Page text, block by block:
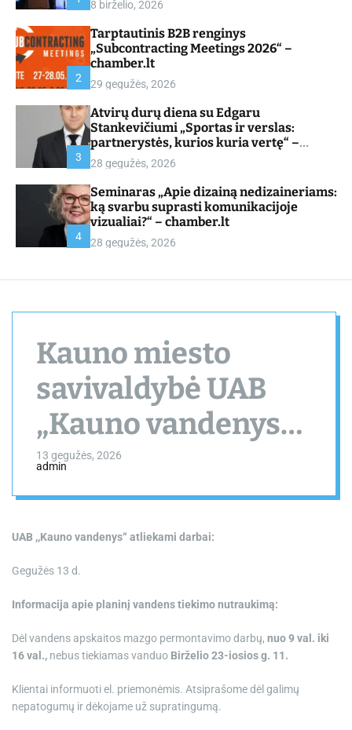
8 birželio, 2026
2
Tarptautinis B2B renginys
„Subcontracting Meetings 2026“ –
chamber.lt
29 gegužės, 2026
3
Atvirų durų diena su Edgaru
Stankevičiumi „Sportas ir verslas:
partnerystės, kurios kuria vertę“ –
chamber.lt
28 gegužės, 2026
4
Seminaras „Apie dizainą nedizaineriams:
ką svarbu suprasti komunikacijoje
vizualiai?“ – chamber.lt
28 gegužės, 2026
Kauno miesto
savivaldybė UAB
„Kauno vandenys“
atliekami darbai
13 gegužės, 2026
admin
UAB ,,Kauno vandenys“ atliekami darbai:
Gegužės 13 d.
Informacija apie planinį vandens tiekimo nutraukimą:
Dėl vandens apskaitos mazgo permontavimo darbų, nuo 9 val. iki
16 val., nebus tiekiamas vanduo Birželio 23-iosios g. 11.
Klientai informuoti el. priemonėmis. Atsiprašome dėl galimų
nepatogumų ir dėkojame už supratingumą.